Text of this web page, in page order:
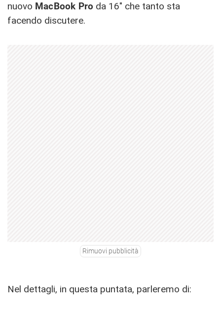
nuovo MacBook Pro da 16″ che tanto sta
facendo discutere.
Rimuovi pubblicità
Nel dettagli, in questa puntata, parleremo di: